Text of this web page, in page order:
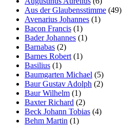
Aus der Glaubensstimme (49)
Avenarius Johannes (1)
Bacon Francis (1)
Bader Johannes (1)
Barnabas (2)
Barnes Robert (1)
Basilius (1)
Baumgarten Michael (5)
Baur Gustav Adolph (2)
Baur Wilhelm (1)
Baxter Richard (2)
Beck Johann Tobias (4)
Behm Martin (1)